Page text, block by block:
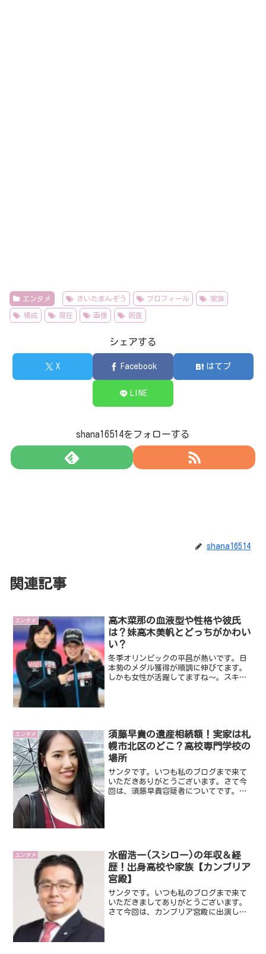
エンタメ さいたまんぞう プロフィール 家族
構成 現在 画像 調査
シェアする
X Facebook はてブ
LINE
shana16514をフォローする
shana16514
関連記事
エンタメ
高木菜那の血液型や性格や彼氏
は？妹高木美帆とどっちがかわい
い？
冬季オリンピックの平昌が熱いです。日
本勢のメダル獲得が順調に伸びてます。
しかも女性が活躍してますね～。スキー
エンタメ
須藤早貴の遺産相続額！実家は札
幌市北区のどこ？高校専門学校の
場所
サンタです。いつも私のブログまで来て
いただきありがとうございます。さて今
回は、須藤早貴容疑者についてです。
エンタメ
水留浩一(スシロー)の年収＆経
歴！出身高校や家族【カンブリア
宮殿】
サンタです。いつも私のブログまで来て
いただきましてありがとうございます。
さて今回は、カンブリア宮殿に出演し話